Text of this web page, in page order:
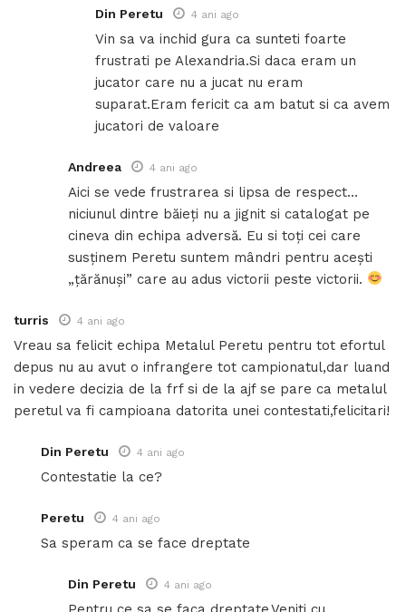
Din Peretu 4 ani ago
Vin sa va inchid gura ca sunteti foarte
frustrati pe Alexandria.Si daca eram un
jucator care nu a jucat nu eram
suparat.Eram fericit ca am batut si ca avem
jucatori de valoare
Andreea 4 ani ago
Aici se vede frustrarea si lipsa de respect…
niciunul dintre băieți nu a jignit si catalogat pe
cineva din echipa adversă. Eu si toți cei care
susținem Peretu suntem mândri pentru acești
„țărănuși” care au adus victorii peste victorii.
turris 4 ani ago
Vreau sa felicit echipa Metalul Peretu pentru tot efortul
depus nu au avut o infrangere tot campionatul,dar luand
in vedere decizia de la frf si de la ajf se pare ca metalul
peretul va fi campioana datorita unei contestati,felicitari!
Din Peretu 4 ani ago
Contestatie la ce?
Peretu 4 ani ago
Sa speram ca se face dreptate
Din Peretu 4 ani ago